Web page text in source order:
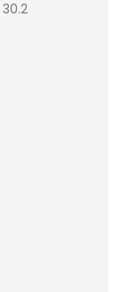
30.2